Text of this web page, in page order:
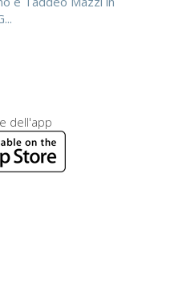
dell'app